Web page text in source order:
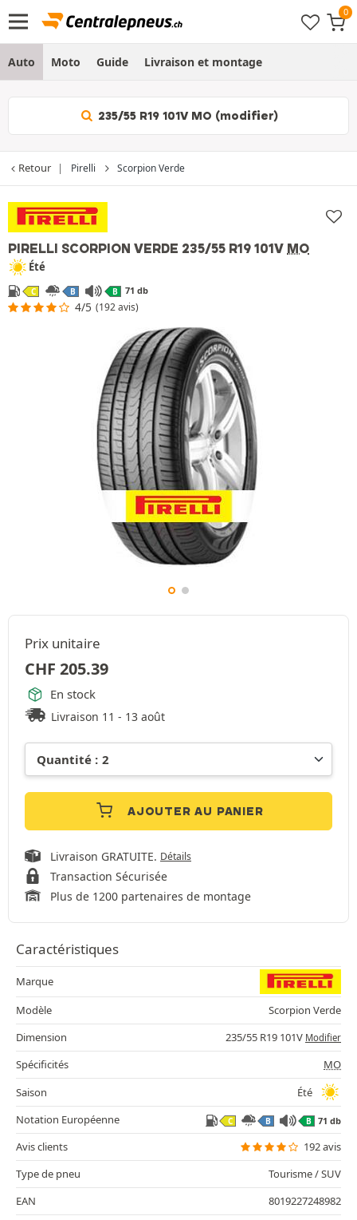
Auto Moto Guide Livraison et montage
235/55 R19 101V MO (modifier)
Retour Pirelli Scorpion Verde
PIRELLI SCORPION VERDE 235/55 R19 101V MO
Été
C B B 71 db
4/5 (192 avis)
Prix unitaire
CHF 205.39
En stock
Livraison 11 - 13 août
AJOUTER AU PANIER
Livraison GRATUITE. Détails
Transaction Sécurisée
Plus de 1200 partenaires de montage
Caractéristiques
Marque
Modèle
Scorpion Verde
Dimension
235/55 R19 101V Modifier
Spécificités
MO
Saison
Été
Notation Européenne
C B B 71 db
Avis clients
192 avis
Type de pneu
Tourisme / SUV
EAN
8019227248982